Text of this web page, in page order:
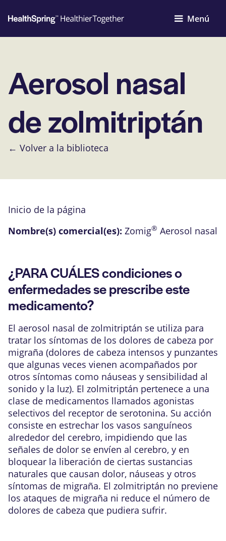
Menú
Aerosol nasal
de zolmitriptán
← Volver a la biblioteca
Inicio de la página
Nombre(s) comercial(es): Zomig® Aerosol nasal
¿PARA CUÁLES condiciones o
enfermedades se prescribe este
medicamento?
El aerosol nasal de zolmitriptán se utiliza para
tratar los síntomas de los dolores de cabeza por
migraña (dolores de cabeza intensos y punzantes
que algunas veces vienen acompañados por
otros síntomas como náuseas y sensibilidad al
sonido y la luz). El zolmitriptán pertenece a una
clase de medicamentos llamados agonistas
selectivos del receptor de serotonina. Su acción
consiste en estrechar los vasos sanguíneos
alrededor del cerebro, impidiendo que las
señales de dolor se envíen al cerebro, y en
bloquear la liberación de ciertas sustancias
naturales que causan dolor, náuseas y otros
síntomas de migraña. El zolmitriptán no previene
los ataques de migraña ni reduce el número de
dolores de cabeza que pudiera sufrir.